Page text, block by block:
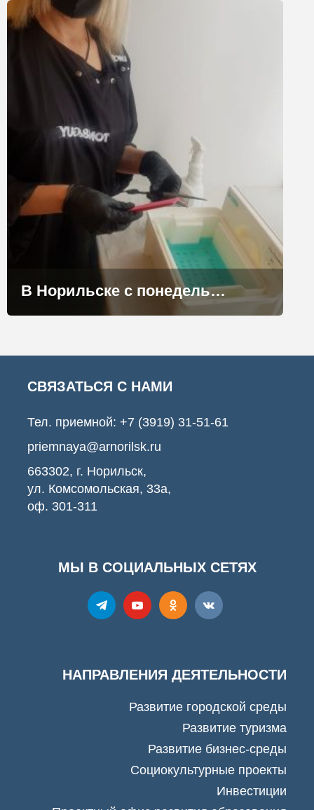
В Норильске с понедельника открываются салоны красоты
СВЯЗАТЬСЯ С НАМИ
Тел. приемной: +7 (3919) 31-51-61
priemnaya@arnorilsk.ru
663302, г. Норильск,
ул. Комсомольская, 33а,
оф. 301-311
МЫ В СОЦИАЛЬНЫХ СЕТЯХ
НАПРАВЛЕНИЯ ДЕЯТЕЛЬНОСТИ
Развитие городской среды
Развитие туризма
Развитие бизнес-среды
Социокультурные проекты
Инвестиции